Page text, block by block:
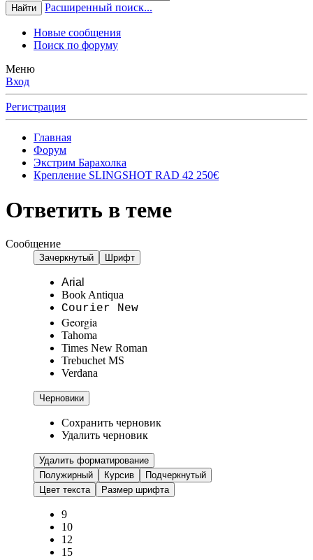
Найти Расширенный поиск...
Новые сообщения
Поиск по форуму
Меню
Вход
Регистрация
Главная
Форум
Экстрим Барахолка
Крепление SLINGSHOT RAD 42 250€
Ответить в теме
Сообщение
Зачеркнутый Шрифт
Arial
Book Antiqua
Courier New
Georgia
Tahoma
Times New Roman
Trebuchet MS
Verdana
Черновики
Сохранить черновик
Удалить черновик
Удалить форматирование
Полужирный
Курсив
Подчеркнутый
Цвет текста
Размер шрифта
9
10
12
15